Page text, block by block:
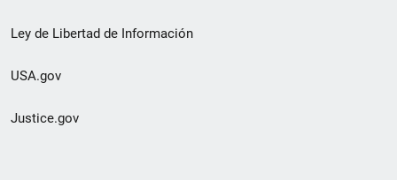
Ley de Libertad de Información
USA.gov
Justice.gov